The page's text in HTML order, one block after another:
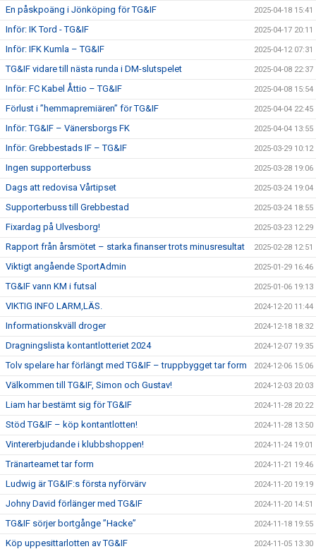
En påskpoäng i Jönköping för TG&IF 2025-04-18 15:41
Inför: IK Tord - TG&IF 2025-04-17 20:11
Inför: IFK Kumla – TG&IF 2025-04-12 07:31
TG&IF vidare till nästa runda i DM-slutspelet 2025-04-08 22:37
Inför: FC Kabel Åttio – TG&IF 2025-04-08 15:54
Förlust i ”hemmapremiären” för TG&IF 2025-04-04 22:45
Inför: TG&IF – Vänersborgs FK 2025-04-04 13:55
Inför: Grebbestads IF – TG&IF 2025-03-29 10:12
Ingen supporterbuss 2025-03-28 19:06
Dags att redovisa Vårtipset 2025-03-24 19:04
Supporterbuss till Grebbestad 2025-03-24 18:55
Fixardag på Ulvesborg! 2025-03-23 12:29
Rapport från årsmötet – starka finanser trots minusresultat 2025-02-28 12:51
Viktigt angående SportAdmin 2025-01-29 16:46
TG&IF vann KM i futsal 2025-01-06 19:13
VIKTIG INFO LARM,LÄS. 2024-12-20 11:44
Informationskväll droger 2024-12-18 18:32
Dragningslista kontantlotteriet 2024 2024-12-07 19:35
Tolv spelare har förlängt med TG&IF – truppbygget tar form 2024-12-06 15:06
Välkommen till TG&IF, Simon och Gustav! 2024-12-03 20:03
Liam har bestämt sig för TG&IF 2024-11-28 20:22
Stöd TG&IF – köp kontantlotten! 2024-11-28 13:50
Vintererbjudande i klubbshoppen! 2024-11-24 19:01
Tränarteamet tar form 2024-11-21 19:46
Ludwig är TG&IF:s första nyförvärv 2024-11-20 19:19
Johny David förlänger med TG&IF 2024-11-20 14:51
TG&IF sörjer bortgånge ”Hacke” 2024-11-18 19:55
Köp uppesittarlotten av TG&IF 2024-11-05 13:30